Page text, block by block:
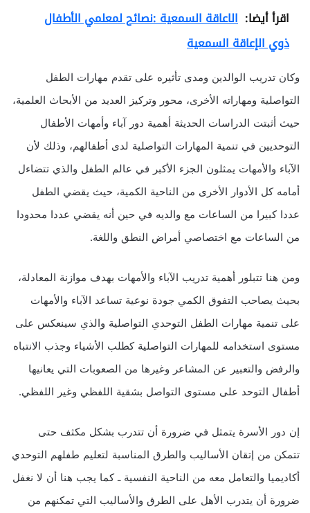
اقرأ أيضا: الاعاقة السمعية :نصائح لمعلمي الأطفال
ذوي الإعاقة السمعية
وكان تدريب الوالدين ومدى تأثيره على تقدم مهارات الطفل
التواصلية ومهاراته الأخرى، محور وتركيز العديد من الأبحاث العلمية،
حيث أثبتت الدراسات الحديثة أهمية دور آباء وأمهات الأطفال
التوحديين في تنمية المهارات التواصلية لدى أطفالهم، وذلك لأن
الآباء والأمهات يمثلون الجزء الأكبر في عالم الطفل والذي تتضاءل
أمامه كل الأدوار الأخرى من الناحية الكمية، حيث يقضي الطفل
عددا كبيرا من الساعات مع والديه في حين أنه يقضي عددا محدودا
من الساعات مع اختصاصي أمراض النطق واللغة.
ومن هنا تتبلور أهمية تدريب الآباء والأمهات بهدف موازنة المعادلة،
بحيث يصاحب التفوق الكمي جودة نوعية تساعد الآباء والأمهات
على تنمية مهارات الطفل التوحدي التواصلية والذي سينعكس على
مستوى استخدامه للمهارات التواصلية كطلب الأشياء وجذب الانتباه
والرفض والتعبير عن المشاعر وغيرها من الصعوبات التي يعانيها
أطفال التوحد على مستوى التواصل بشقية اللفظي وغير اللفظي.
إن دور الأسرة يتمثل في ضرورة أن تتدرب بشكل مكثف حتى
تتمكن من إتقان الأساليب والطرق المناسبة لتعليم طفلهم التوحدي
أكاديميا والتعامل معه من الناحية النفسية ـ كما يجب هنا أن لا نغفل
ضرورة أن يتدرب الأهل على الطرق والأساليب التي تمكنهم من